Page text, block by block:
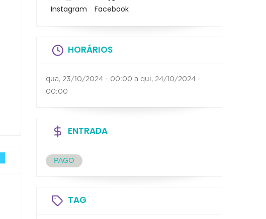
Instagram Facebook
HORÁRIOS
qua, 23/10/2024 - 00:00 a qui, 24/10/2024 -
00:00
ENTRADA
PAGO
TAG